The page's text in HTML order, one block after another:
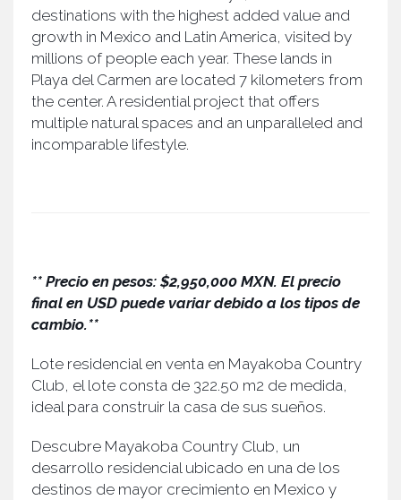
destinations with the highest added value and
growth in Mexico and Latin America, visited by
millions of people each year. These lands in
Playa del Carmen are located 7 kilometers from
the center. A residential project that offers
multiple natural spaces and an unparalleled and
incomparable lifestyle.
** Precio en pesos: $2,950,000 MXN. El precio
final en USD puede variar debido a los tipos de
cambio.**
Lote residencial en venta en Mayakoba Country
Club, el lote consta de 322.50 m2 de medida,
ideal para construir la casa de sus sueños.
Descubre Mayakoba Country Club, un
desarrollo residencial ubicado en una de los
destinos de mayor crecimiento en Mexico y